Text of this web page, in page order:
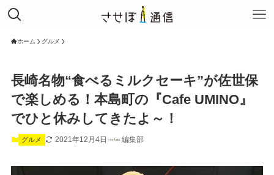
ホーム グルメ
長崎名物“食べるミルクセーキ”が佐世保
で楽しめる！本島町の『Cafe UMINO』
でひと休みしてきたよ～！
グルメ 2021年12月4日 編集部